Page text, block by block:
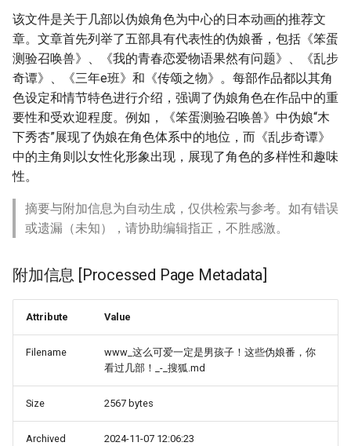
该文件是关于几部以伪娘角色为中心的日本动画的推荐文
章。文章首先列举了五部具有代表性的伪娘番，包括《笨蛋
测验召唤兽》、《我的青春恋爱物语果然有问题》、《乱步
奇谭》、《三年e班》和《传颂之物》。每部作品都以其角
色设定和情节特色进行介绍，强调了伪娘角色在作品中的重
要性和受欢迎程度。例如，《笨蛋测验召唤兽》中伪娘“木
下秀杏”展现了伪娘在角色体系中的地位，而《乱步奇谭》
中的主角则以女性化形象出现，展现了角色的多样性和趣味
性。
摘要与附加信息为自动生成，仅供检索与参考。如有错误
或遗漏（未知），请协助编辑指正，不胜感激。
附加信息 [Processed Page Metadata]
Attribute Value
Filename
www_这么可爱一定是男孩子！这些伪娘番，你
看过几部！_-_搜狐.md
Size 2567 bytes
Archived
2024-11-07 12:06:23